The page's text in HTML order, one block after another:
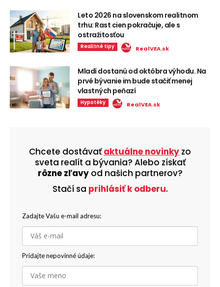
Leto 2026 na slovenskom realitnom
trhu: Rast cien pokračuje, ale s
ostražitosťou
Realitné tipy RealVEA.sk
Mladí dostanú od októbra výhodu. Na
prvé bývanie im bude stačiť menej
vlastných peňazí
Hypotéky RealVEA.sk
Chcete dostávaťaktuálne novinky zo
sveta realít a bývania? Alebo získať
rôzne zľavy od našich partnerov?
Stačí sa prihlásiť k odberu.
Zadajte Vašu e-mail adresu:
Pridajte nepovinné údaje: